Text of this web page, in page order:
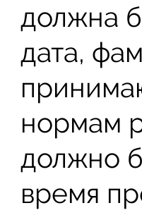
должна
дата,
нормам
должно
время